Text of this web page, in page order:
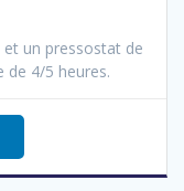
un pressostat de
de 4/5 heures.